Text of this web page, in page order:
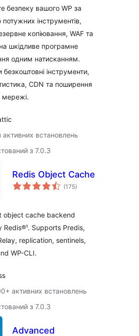
безпеку вашого WP за
інструментів,
копіювання, WAF та
шкідливе програмне
одним натисканням.
інструменти,
CDN та поширення
мережі.
встановлень
з 7.0.3
Redis Object Cache
(175загальний
рейтинг
)
object cache backend
Redis®¹. Supports Predis,
replication, sentinels,
WP-CLI.
активних встановлень
з 7.0.3
Advanced